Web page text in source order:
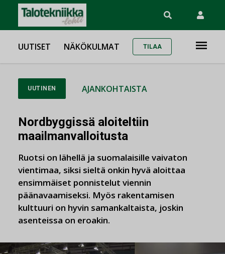
UUTISET NÄKÖKULMAT TILAA
UUTINEN AJANKOHTAISTA
Nordbyggissä aloiteltiin
maailmanvalloitusta
Ruotsi on lähellä ja suomalaisille vaivaton
vientimaa, siksi sieltä onkin hyvä aloittaa
ensimmäiset ponnistelut viennin
päänavaamiseksi. Myös rakentamisen
kulttuuri on hyvin samankaltaista, joskin
asenteissa on eroakin.